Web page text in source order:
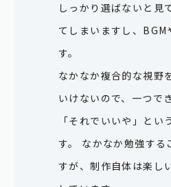
しっかり選ばないと見
てしまいますし、
す。
なかなか複合的な視野
いけないので、一つで
「それでいいや」とい
す。 なかなか勉強する
すが、制作自体は楽し